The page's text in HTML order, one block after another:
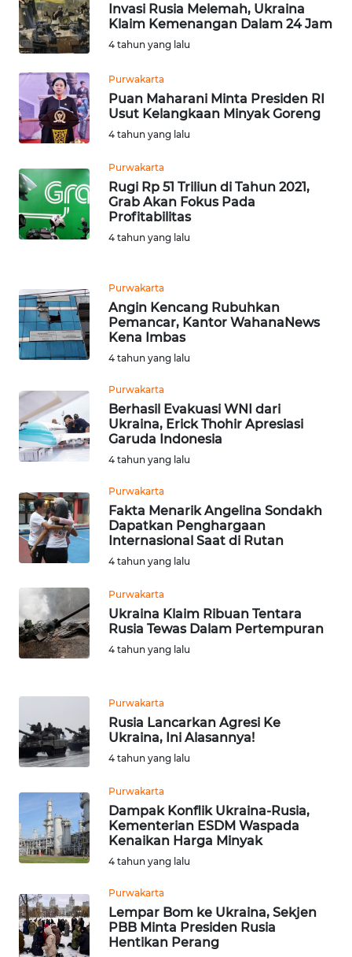
Invasi Rusia Melemah, Ukraina
Klaim Kemenangan Dalam 24 Jam
4 tahun yang lalu
Purwakarta
Puan Maharani Minta Presiden RI
Usut Kelangkaan Minyak Goreng
4 tahun yang lalu
Purwakarta
Rugi Rp 51 Triliun di Tahun 2021,
Grab Akan Fokus Pada
Profitabilitas
4 tahun yang lalu
Purwakarta
Angin Kencang Rubuhkan
Pemancar, Kantor WahanaNews
Kena Imbas
4 tahun yang lalu
Purwakarta
Berhasil Evakuasi WNI dari
Ukraina, Erick Thohir Apresiasi
Garuda Indonesia
4 tahun yang lalu
Purwakarta
Fakta Menarik Angelina Sondakh
Dapatkan Penghargaan
Internasional Saat di Rutan
4 tahun yang lalu
Purwakarta
Ukraina Klaim Ribuan Tentara
Rusia Tewas Dalam Pertempuran
4 tahun yang lalu
Purwakarta
Rusia Lancarkan Agresi Ke
Ukraina, Ini Alasannya!
4 tahun yang lalu
Purwakarta
Dampak Konflik Ukraina-Rusia,
Kementerian ESDM Waspada
Kenaikan Harga Minyak
4 tahun yang lalu
Purwakarta
Lempar Bom ke Ukraina, Sekjen
PBB Minta Presiden Rusia
Hentikan Perang
PADANG
LAWAS
SUMEDANG
WN
CIANJUR
WN
KEPULAUAN
SERIBU
WN
BINJAI
CIREBON
WN
INDRAMAYU
WN
KUNINGAN
WN
MAJALENGKA
WN
SUBANG
WN
PURWAKARTA
PRIANGAN
TIMUR
WN
WN
SOLO